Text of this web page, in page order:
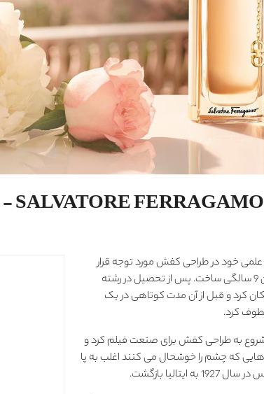
علمی خود در طراحی کفش مورد توجه قرار
گرفت. او این صنعت را در سنین جوانی آموخت و اولین کفش هایش را در سن 9 سالگی ساخت. پس از تحصیل در رشته
1914 به ایالات متحده نقل مکان کرد و قبل از آن مدت کوتاهی در یک
کرد.
شروع به طراحی کفش برای صنعت فیلم کرد و
که چشم را خوشحال می کنند اغلب به پا
بازگشت.